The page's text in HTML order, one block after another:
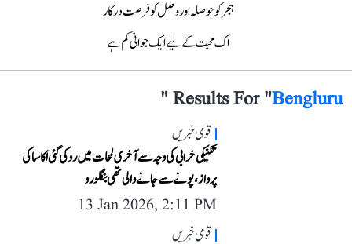
ہجر کو حوصلہ اور وصل کو فرصت درکار
اک محبت کے لیے ایک جوانی کم ہے
Results For "Bengluru
"
قومی خبریں
تکنیکی خرابی کی وجہ سے آخری لمحات میں روکی گئی اکاسا کی
پرواز، پونے سے جانے والی تھی بنگلورو
13 Jan 2026, 2:11 PM
قومی خبریں